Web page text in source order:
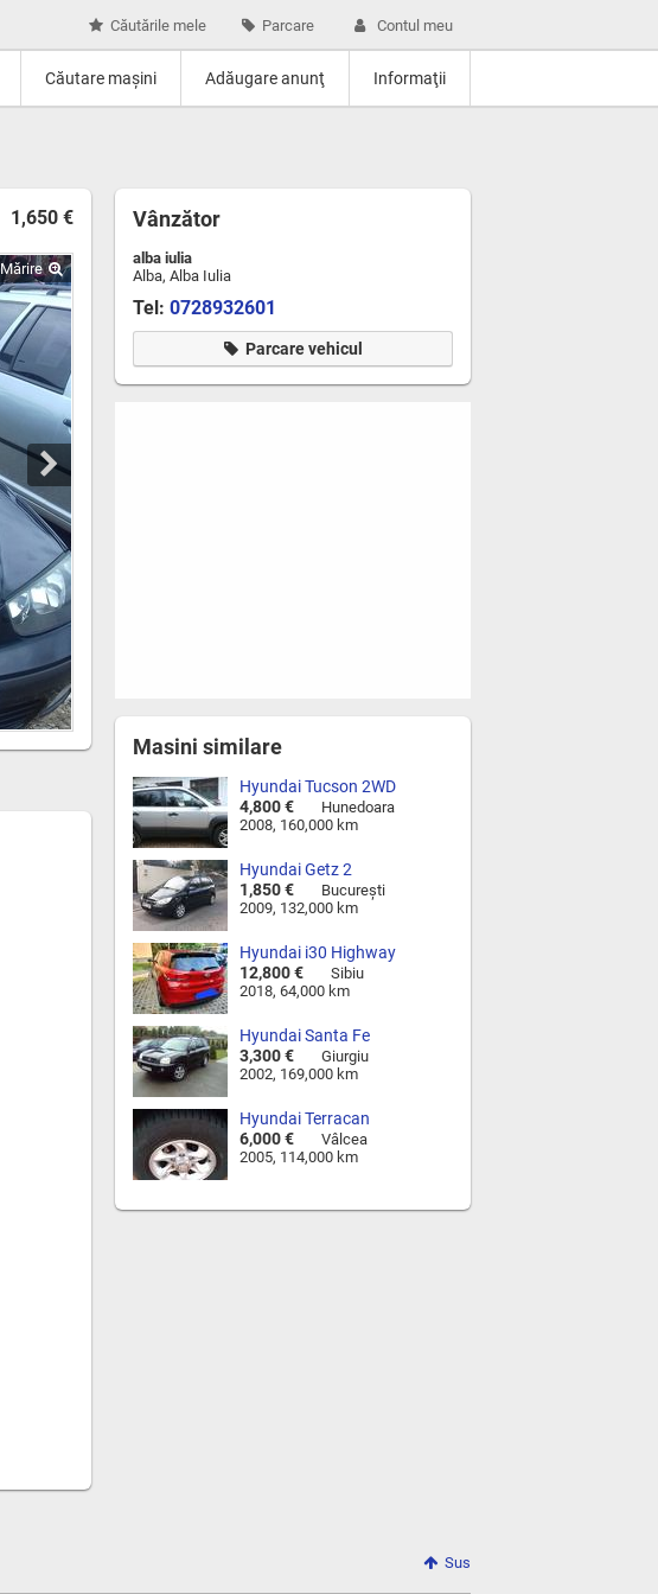
Căutările mele Parcare Contul meu
Căutare maşini Adăugare anunţ Informaţii
1,650 €
Mărire
Vânzător
alba iulia
Alba, Alba Iulia
Tel: 0728932601
Parcare vehicul
Masini similare
Hyundai Tucson 2WD
4,800 €
Hunedoara
2008, 160,000 km
Hyundai Getz 2
1,850 €
Bucureşti
2009, 132,000 km
Hyundai i30 Highway
12,800 €
Sibiu
2018, 64,000 km
Hyundai Santa Fe
3,300 €
Giurgiu
2002, 169,000 km
Hyundai Terracan
6,000 €
Vâlcea
2005, 114,000 km
Sus